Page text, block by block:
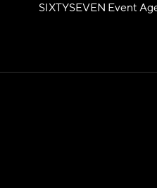
SIXTYSEVEN Event